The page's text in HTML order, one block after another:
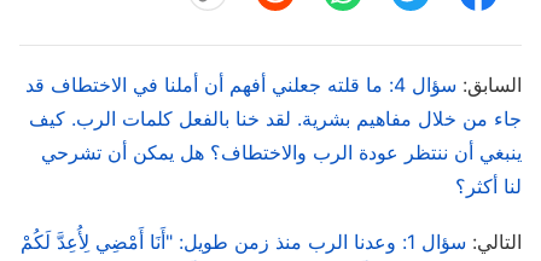
السابق:
سؤال 4: ما قلته جعلني أفهم أن أملنا في الاختطاف قد
جاء من خلال مفاهيم بشرية. لقد خنا بالفعل كلمات الرب. كيف
ينبغي أن ننتظر عودة الرب والاختطاف؟ هل يمكن أن تشرحي
لنا أكثر؟
التالي:
سؤال 1: وعدنا الرب منذ زمن طويل: "أَنَا أَمْضِي لِأُعِدَّ لَكُمْ